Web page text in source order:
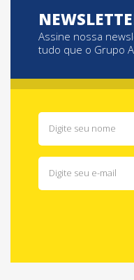
Assine nossa
tudo que o Grupo